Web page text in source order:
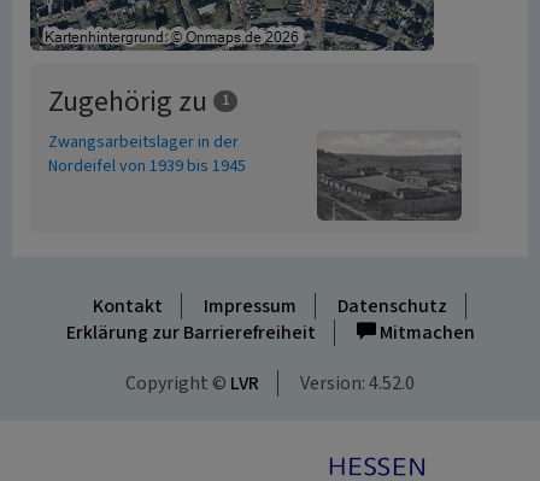
Zugehörig zu 1
Zwangsarbeitslager in der
Nordeifel von 1939 bis 1945
Kontakt Impressum
Datenschutz
Erklärung zur Barrierefreiheit
Mitmachen
Copyright © LVR Version: 4.52.0